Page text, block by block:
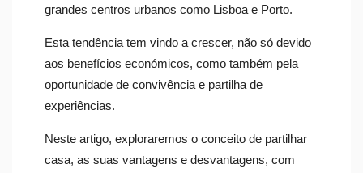
grandes centros urbanos como Lisboa e Porto.
Esta tendência tem vindo a crescer, não só devido
aos benefícios económicos, como também pela
oportunidade de convivência e partilha de
experiências.
Neste artigo, exploraremos o conceito de partilhar
casa, as suas vantagens e desvantagens, com